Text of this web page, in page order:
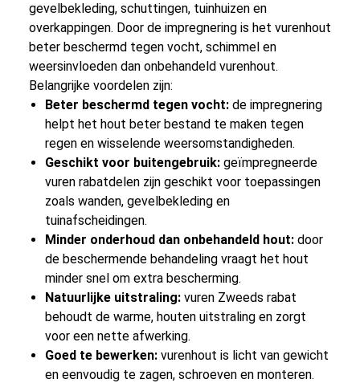
gevelbekleding, schuttingen, tuinhuizen en
overkappingen. Door de impregnering is het vurenhout
beter beschermd tegen vocht, schimmel en
weersinvloeden dan onbehandeld vurenhout.
Belangrijke voordelen zijn:
Beter beschermd tegen vocht: de impregnering
helpt het hout beter bestand te maken tegen
regen en wisselende weersomstandigheden.
Geschikt voor buitengebruik: geïmpregneerde
vuren rabatdelen zijn geschikt voor toepassingen
zoals wanden, gevelbekleding en
tuinafscheidingen.
Minder onderhoud dan onbehandeld hout: door
de beschermende behandeling vraagt het hout
minder snel om extra bescherming.
Natuurlijke uitstraling: vuren Zweeds rabat
behoudt de warme, houten uitstraling en zorgt
voor een nette afwerking.
Goed te bewerken: vurenhout is licht van gewicht
en eenvoudig te zagen, schroeven en monteren.